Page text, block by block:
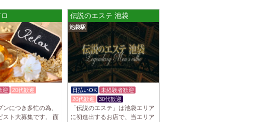
[八王子駅]
ダイヤモンド～
OPENにつきセラピストが不足しています！ 今後も新規
ため、一緒に働いてくれるセラピストを大募集しま
…
[自由が丘駅]
リブスパ) 自由が丘ルーム
は嘘偽り等なく、記載通りにしっかりお給料をお支払
ただきます。 とても働きやすいお店作りを心がけてお
迎
20代歓迎
ンにつき多忙の為、
スト大募集です。 面
伝説のエステ 池袋
池袋駅
日払いOK
未経験者歓迎
20代歓迎
30代歓迎
「伝説のエステ」は池袋エリア
に初進出するお店で、当エリア